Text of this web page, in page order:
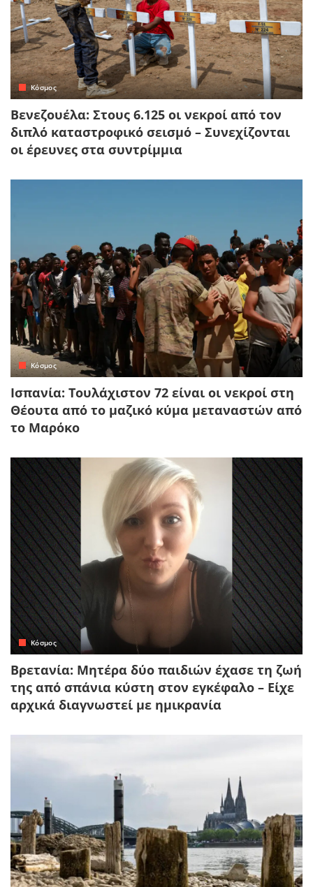
Κόσμος
Βενεζουέλα: Στους 6.125 οι νεκροί από τον
διπλό καταστροφικό σεισμό – Συνεχίζονται
οι έρευνες στα συντρίμμια
Κόσμος
Ισπανία: Τουλάχιστον 72 είναι οι νεκροί στη
Θέουτα από το μαζικό κύμα μεταναστών από
το Μαρόκο
Κόσμος
Βρετανία: Μητέρα δύο παιδιών έχασε τη ζωή
της από σπάνια κύστη στον εγκέφαλο – Είχε
αρχικά διαγνωστεί με ημικρανία